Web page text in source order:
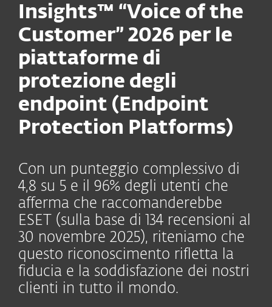
Insights™ “Voice of the
Customer” 2026 per le
piattaforme di
protezione degli
endpoint (Endpoint
Protection Platforms)
Con un punteggio complessivo di
4,8 su 5 e il 96% degli utenti che
afferma che raccomanderebbe
ESET (sulla base di 134 recensioni al
30 novembre 2025), riteniamo che
questo riconoscimento rifletta la
fiducia e la soddisfazione dei nostri
clienti in tutto il mondo.